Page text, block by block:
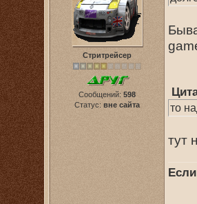
Стритрейсер
Сообщений: 598
Статус: вне сайта то
тут